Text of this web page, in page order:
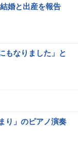
婚と出産を報告
もなりました」と
り」のピアノ演奏